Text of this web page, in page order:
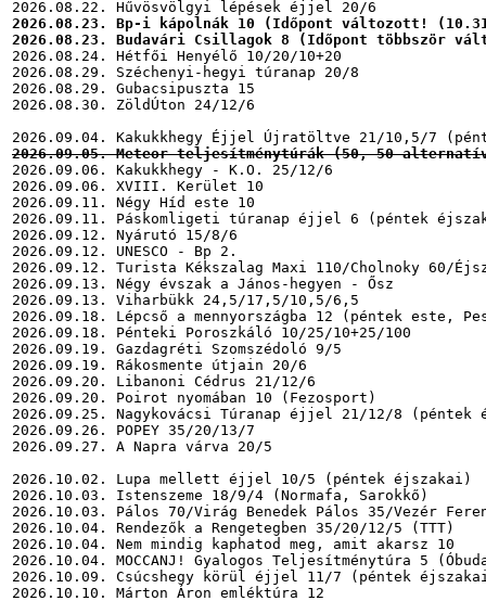
2026.08.23. Bp-i kápolnák 10 (Időpont változott!
2026.08.23. Budavári Csillagok 8 (Időpont többször
2026.08.24. Hétfői Henyélő 10/20/10+20
2026.08.29. Széchenyi-hegyi túranap 20/8
2026.08.29. Gubacsipuszta 15
2026.08.30. ZöldÚton 24/12/6
2026.09.05. Meteor teljesítménytúrák (50, 50
2026.09.06. Kakukkhegy - K.O. 25/12/6
2026.09.06. XVIII. Kerület 10
2026.09.11. Négy Híd este 10
2026.09.11. Páskomligeti túranap éjjel 6 (péntek
2026.09.12. Nyárutó 15/8/6
2026.09.12. UNESCO - Bp 2.
2026.09.12. Turista Kékszalag Maxi 110/Cholnoky 60/
2026.09.13. Négy évszak a János-hegyen - Ősz
2026.09.13. Viharbükk 24,5/17,5/10,5/6,5
2026.09.18. Lépcső a mennyországba 12 (péntek este,
2026.09.18. Pénteki Poroszkáló 10/25/10+25/100
2026.09.19. Gazdagréti Szomszédoló 9/5
2026.09.19. Rákosmente útjain 20/6
2026.09.20. Libanoni Cédrus 21/12/6
2026.09.20. Poirot nyomában 10 (Fezosport)
2026.09.25. Nagykovácsi Túranap éjjel 21/12/8 (péntek
2026.09.26. POPEY 35/20/13/7
2026.09.27. A Napra várva 20/5
2026.10.02. Lupa mellett éjjel 10/5 (péntek éjszakai)
2026.10.03. Istenszeme 18/9/4 (Normafa, Sarokkő)
2026.10.03. Pálos 70/Virág Benedek Pálos 35/Vezér
2026.10.04. Rendezők a Rengetegben 35/20/12/5 (TTT)
2026.10.04. Nem mindig kaphatod meg, amit akarsz 10
2026.10.04. MOCCANJ! Gyalogos Teljesítménytúra 5
2026.10.09. Csúcshegy körül éjjel 11/7 (péntek
2026.10.10. Márton Áron emléktúra 12